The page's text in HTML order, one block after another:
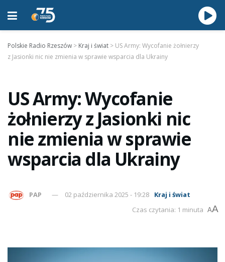
Polskie Radio Rzeszów > Kraj i świat > US Army: Wycofanie żołnierzy
z Jasionki nic nie zmienia w sprawie wsparcia dla Ukrainy
US Army: Wycofanie
żołnierzy z Jasionki nic
nie zmienia w sprawie
wsparcia dla Ukrainy
PAP 02 października 2025 - 19:28
Kraj i świat
Czas czytania: 1 minuta AA